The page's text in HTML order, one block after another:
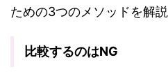
ための3つのメソッドを解説
比較するのはNG